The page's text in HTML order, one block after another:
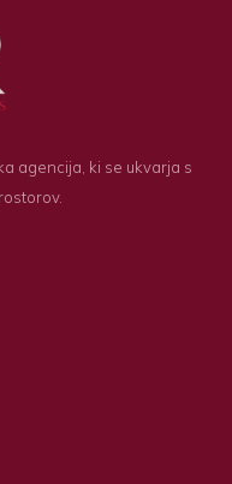
agencija, ki se ukvarja s